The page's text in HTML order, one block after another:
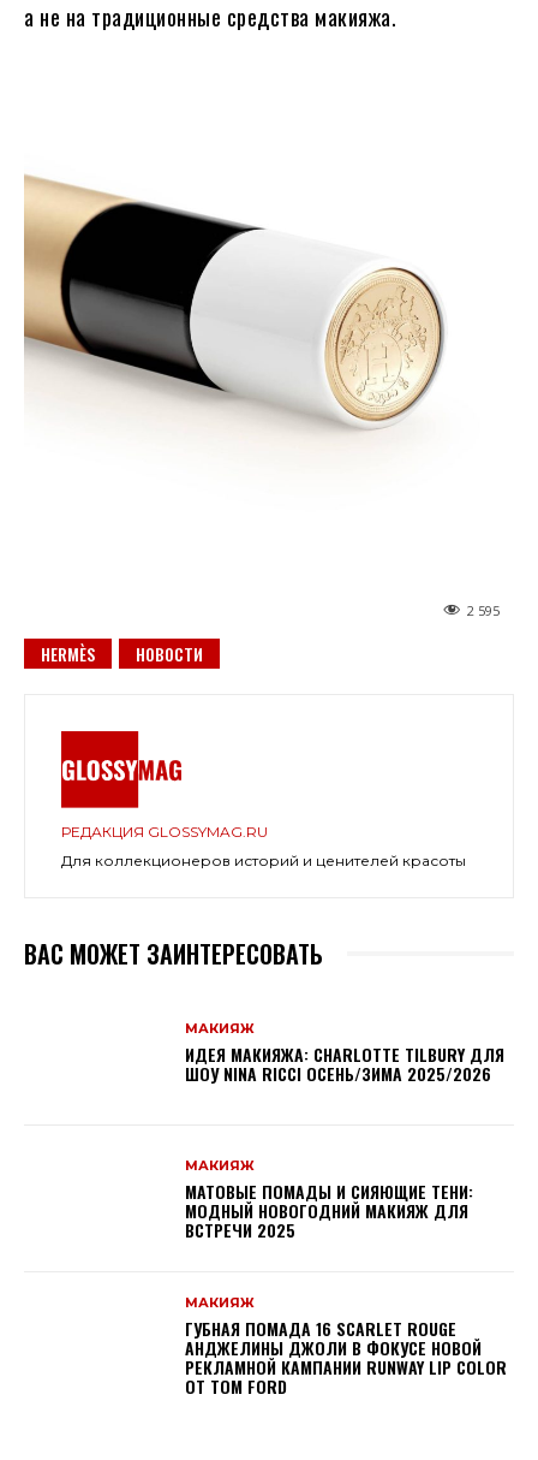
а не на традиционные средства макияжа.
2 595
HERMÈS НОВОСТИ
РЕДАКЦИЯ GLOSSYMAG.RU
Для коллекционеров историй и ценителей красоты
ВАС МОЖЕТ ЗАИНТЕРЕСОВАТЬ
МАКИЯЖ
ИДЕЯ МАКИЯЖА: CHARLOTTE TILBURY ДЛЯ
ШОУ NINA RICCI ОСЕНЬ/ЗИМА 2025/2026
МАКИЯЖ
МАТОВЫЕ ПОМАДЫ И СИЯЮЩИЕ ТЕНИ:
МОДНЫЙ НОВОГОДНИЙ МАКИЯЖ ДЛЯ
ВСТРЕЧИ 2025
МАКИЯЖ
ГУБНАЯ ПОМАДА 16 SCARLET ROUGE
АНДЖЕЛИНЫ ДЖОЛИ В ФОКУСЕ НОВОЙ
РЕКЛАМНОЙ КАМПАНИИ RUNWAY LIP COLOR
ОТ TOM FORD